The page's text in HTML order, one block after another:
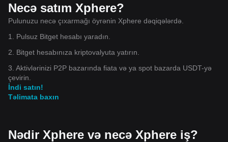
Necə satım Xphere?
Pulunuzu necə çıxarmağı öyrənin Xphere dəqiqələrdə.
1. Pulsuz Bitget hesabı yaradın.
2. Bitget hesabınıza kriptovalyuta yatırın.
3. Aktivlərinizi P2P bazarında fiata və ya spot bazarda USDT-yə
çevirin.
İndi satın!
Təlimata baxın
Nədir Xphere və necə Xphere iş?